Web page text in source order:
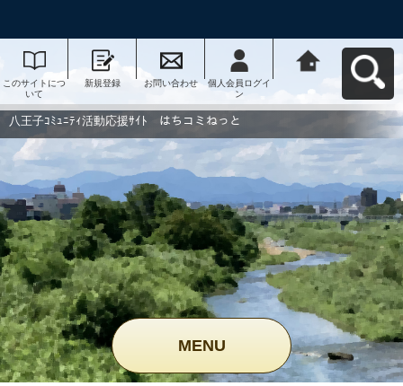
このサイトにつ
いて
新規登録 お問い合わせ
個人会員ログイ
ン
動応援ｻｲﾄ はち
コミねっとへ戻
八王子ｺﾐｭﾆﾃｨ活動応援ｻｲﾄ はちコミねっと
MENU